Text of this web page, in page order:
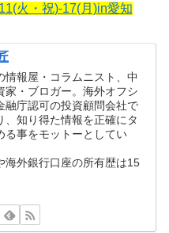
火・祝)-17(月)in愛知
情報屋・コラムニスト、中
家・ブロガー。海外オフシ
融庁認可の投資顧問会社で
、知り得た情報を正確にタ
る事をモットーとしてい
海外銀行口座の所有歴は15